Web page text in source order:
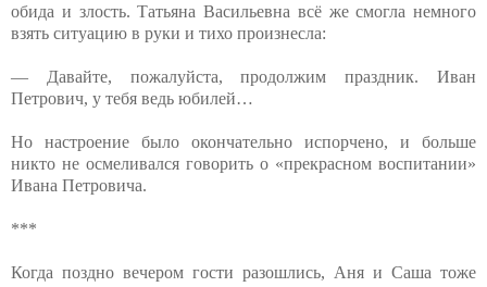
обида и злость. Татьяна Васильевна всё же смогла немного
взять ситуацию в руки и тихо произнесла:
— Давайте, пожалуйста, продолжим праздник. Иван
Петрович, у тебя ведь юбилей…
Но настроение было окончательно испорчено, и больше
никто не осмеливался говорить о «прекрасном воспитании»
Ивана Петровича.
***
Когда поздно вечером гости разошлись, Аня и Саша тоже